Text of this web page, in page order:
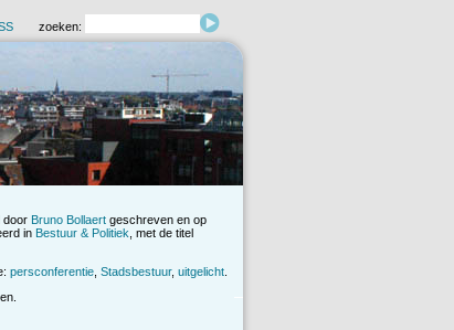
zoeken:
door Bruno Bollaert geschreven en op
in Bestuur & Politiek , met de titel
persconferentie Stadsbestuur, uitgelicht